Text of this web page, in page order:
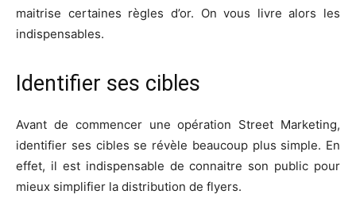
maitrise certaines règles d’or. On vous livre alors les
indispensables.
Identifier ses cibles
Avant de commencer une opération Street Marketing,
identifier ses cibles se révèle beaucoup plus simple. En
effet, il est indispensable de connaitre son public pour
mieux simplifier la distribution de flyers.